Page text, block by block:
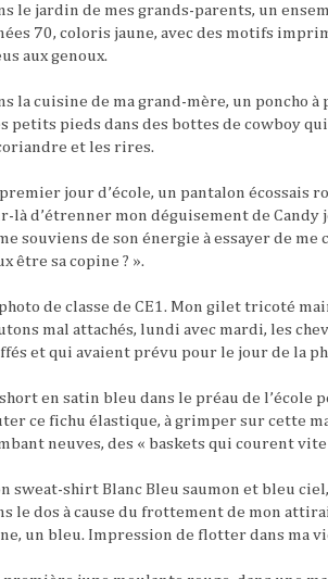
le jardin de mes grands-parents, un
70, coloris jaune, avec des motifs
aux genoux.
la cuisine de ma grand-mère, un poncho
petits pieds dans des bottes de cowboy
et les rires.
jour d’école, un pantalon écossais
là d’étrenner mon déguisement de
souviens de son énergie à essayer de
être sa copine ? ».
de classe de CE1. Mon gilet tricoté
mal attachés, lundi avec mardi, les
et qui avaient prévu pour le jour de la
en satin bleu dans le préau de l’école
ce fichu élastique, à grimper sur cette
neuves, des « baskets qui courent vite
sweat-shirt Blanc Bleu saumon et bleu
le dos à cause du frottement de mon
un bleu. Impression de flotter dans ma